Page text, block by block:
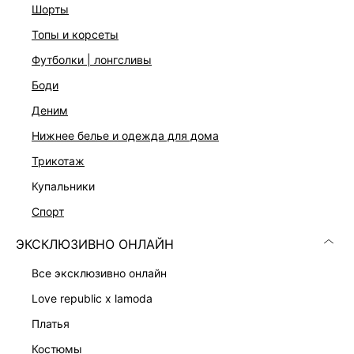
шорты
топы и корсеты
футболки | лонгсливы
боди
деним
нижнее белье и одежда для дома
трикотаж
купальники
спорт
ЭКСКЛЮЗИВНО ОНЛАЙН
все эксклюзивно онлайн
love republic x lamoda
платья
костюмы
КАТАЛОГ
КЛИЕНТАМ